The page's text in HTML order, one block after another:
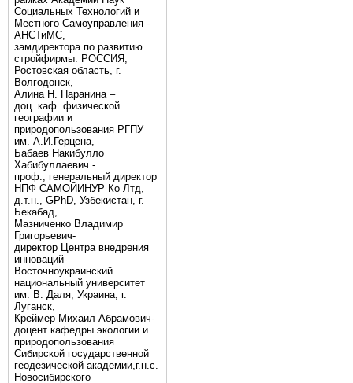
Социальных Технологий и
Местного Самоуправления -
АНСТиМС,
замдиректора по развитию
стройфирмы. РОССИЯ,
Ростовская область, г.
Волгодонск,
Алина Н. Паранина –
доц. каф. физической
географии и
природопользования РГПУ
им. А.И.Герцена,
Бабаев Накибулло
Хабибуллаевич -
проф., генеральный директор
НПФ САМОЙИНУР Ко Лтд,
д.т.н., GPhD, Узбекистан, г.
Бекабад,
Мазниченко Владимир
Григорьевич-
директор Центра внедрения
инноваций-
Восточноукраинский
национальный университет
им. В. Даля, Украина, г.
Луганск,
Креймер Михаил Абрамович-
доцент кафедры экологии и
природопользования
Сибирской государственной
геодезической академии,г.н.с.
Новосибирского